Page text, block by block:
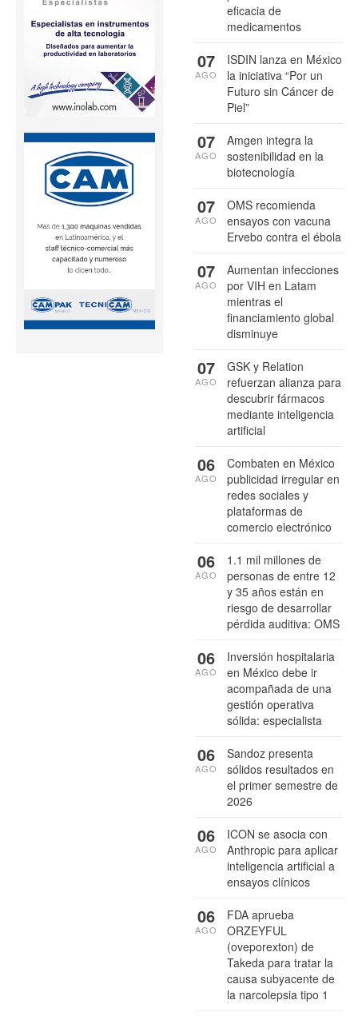
eficacia de
medicamentos
ISDIN lanza en México
la iniciativa “Por un
Futuro sin Cáncer de
Piel”
07
AGO
Amgen integra la
sostenibilidad en la
biotecnología
07
AGO
OMS recomienda
ensayos con vacuna
Ervebo contra el ébola
07
AGO
Aumentan infecciones
por VIH en Latam
mientras el
financiamiento global
disminuye
07
AGO
GSK y Relation
refuerzan alianza para
descubrir fármacos
mediante inteligencia
artificial
07
AGO
Combaten en México
publicidad irregular en
redes sociales y
plataformas de
comercio electrónico
06
AGO
1.1 mil millones de
personas de entre 12
y 35 años están en
riesgo de desarrollar
pérdida auditiva: OMS
06
AGO
Inversión hospitalaria
en México debe ir
acompañada de una
gestión operativa
sólida: especialista
06
AGO
Sandoz presenta
sólidos resultados en
el primer semestre de
2026
06
AGO
ICON se asocia con
Anthropic para aplicar
inteligencia artificial a
ensayos clínicos
06
AGO
FDA aprueba
ORZEYFUL
(oveporexton) de
Takeda para tratar la
causa subyacente de
la narcolepsia tipo 1
06
AGO